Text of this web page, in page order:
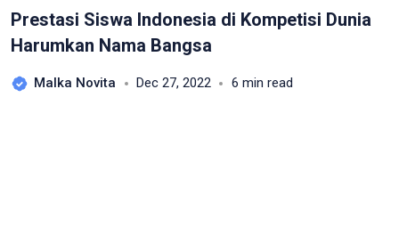
Prestasi Siswa Indonesia di Kompetisi Dunia
Harumkan Nama Bangsa
Malka Novita Dec 27, 2022 6 min read